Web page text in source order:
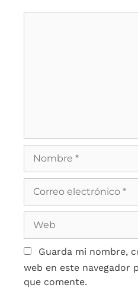
Guarda mi nombre,
web en este navegador
que comente.